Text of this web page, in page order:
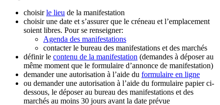
choisirle lieu de la manifestation
choisir une date et s’assurer que le créneau et l’emplacement
soient libres. Pour se renseigner:
Agenda des manifestations
contacter le bureau des manifestations et des marchés
définir le contenu de la manifestation (demandes à déposer au
même moment que le formulaire d’annonce de manifestation)
demander une autorisation à l’aide du formulaire en ligne
ou demander une autorisation à l’aide du formulaire papier ci-
dessous, le déposer au bureau des manifestations et des
marchés au moins 30 jours avant la date prévue